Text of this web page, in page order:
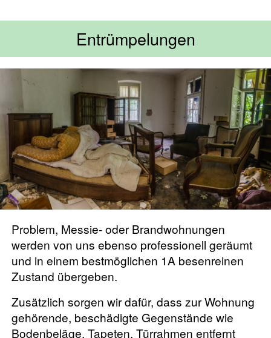
Entrümpelungen
Problem, Messie- oder Brandwohnungen
werden von uns ebenso professionell geräumt
und in einem bestmöglichen 1A besenreinen
Zustand übergeben.
Zusätzlich sorgen wir dafür, dass zur Wohnung
gehörende, beschädigte Gegenstände wie
Bodenbeläge, Tapeten, Türrahmen entfernt